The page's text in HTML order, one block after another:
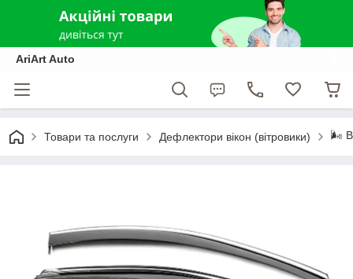
AriArt Auto
Товари та послуги Дефлектори вікон (вітровики) 🌬️